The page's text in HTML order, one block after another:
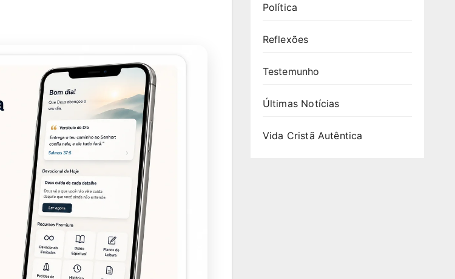
Política
Reflexões
Testemunho
Últimas Notícias
Vida Cristã Autêntica